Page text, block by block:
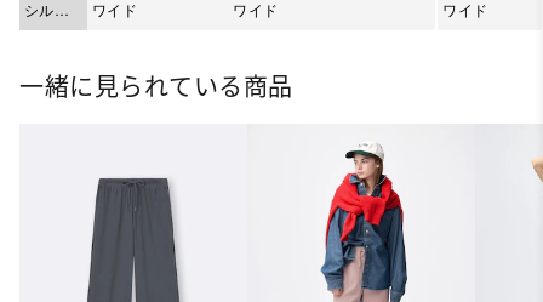
シルエ
ット
ワイド ワイド ワイド
一緒に見られている商品